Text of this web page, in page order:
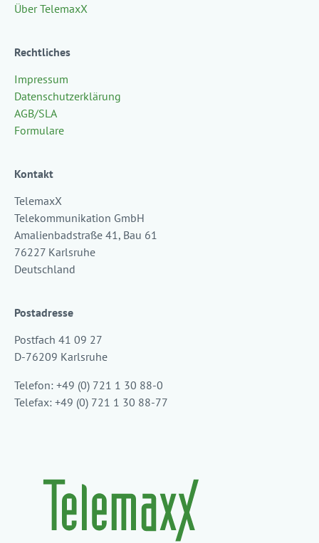
Über TelemaxX
Rechtliches
Impressum
Datenschutzerklärung
AGB/SLA
Formulare
Kontakt
TelemaxX
Telekommunikation GmbH
Amalienbadstraße 41, Bau 61
76227 Karlsruhe
Deutschland
Postadresse
Postfach 41 09 27
D-76209 Karlsruhe
Telefon: +49 (0) 721 1 30 88-0
Telefax: +49 (0) 721 1 30 88-77